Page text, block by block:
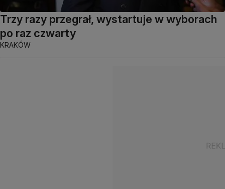
Trzy razy przegrał, wystartuje w wyborach
po raz czwarty
KRAKÓW